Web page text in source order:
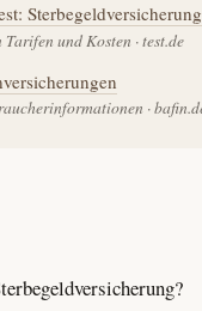
Sterbegeldversicherung
und Kosten · test.de
·